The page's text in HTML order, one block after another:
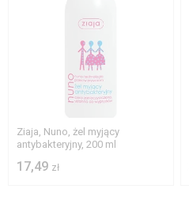
Ziaja, Nuno, żel myjący
antybakteryjny, 200 ml
17,49 zł